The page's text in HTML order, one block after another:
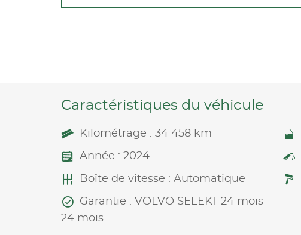
Caractéristiques du véhicule
Kilométrage : 34 458 km
Année : 2024
Boîte de vitesse : Automatique
Garantie : VOLVO SELEKT 24 mois
24 mois